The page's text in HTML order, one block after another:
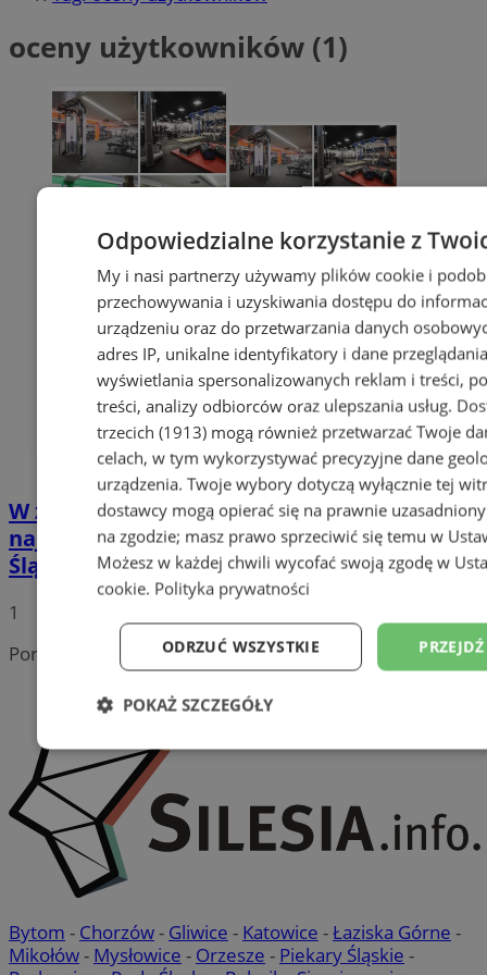
oceny użytkowników (1)
W zdrowym ciele zdrowy duch! Oto
najpopularniejsze siłownie w Rudzie
Śląskiej!
1
Portal należy do sieci
Bytom - Chorzów- Gliwice - Katowice -Łaziska Górne -
Mikołów- Mysłowice - Orzesze - Piekary Śląskie -
Odpowiedzialne korzystanie z
My i nasi partnerzy używamy plików cookie i
przechowywania i uzyskiwania dostępu do
urządzeniu oraz do przetwarzania danych
adres IP, unikalne identyfikatory i dane
wyświetlania spersonalizowanych reklam i treści,
treści, analizy odbiorców oraz ulepszania usług.
trzecich (1913)mogą również przetwarzać Twoje
celach, w tym wykorzystywać precyzyjne dane
urządzenia. Twoje wybory dotyczą wyłącznie tej
dostawcy mogą opierać się na prawnie
na zgodzie; masz prawo sprzeciwić się temu w
Możesz w każdej chwili wycofać swoją zgodę w
cookie. Polityka prywatności
ODRZUĆ WSZYSTKIE
POKAŻ SZCZEGÓŁY
Niezbędne Wydajność Targetowanie
Niesklasyfikowane